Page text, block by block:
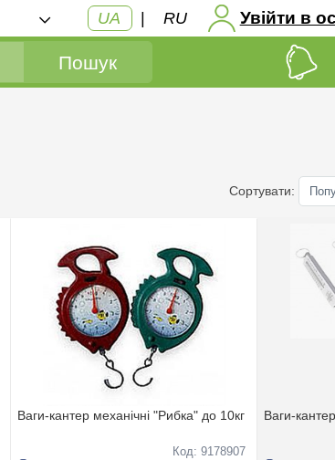
UA | RU Увійти в
Пошук
Сортувати:
Ваги-кантер механiчнi "Рибка" до 10кг
Код: 9178907
Ваги-